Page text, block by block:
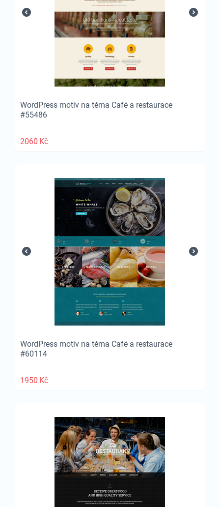
WordPress motiv na téma Café a restaurace
#55486
2060 Kč
WordPress motiv na téma Café a restaurace
#60114
1950 Kč